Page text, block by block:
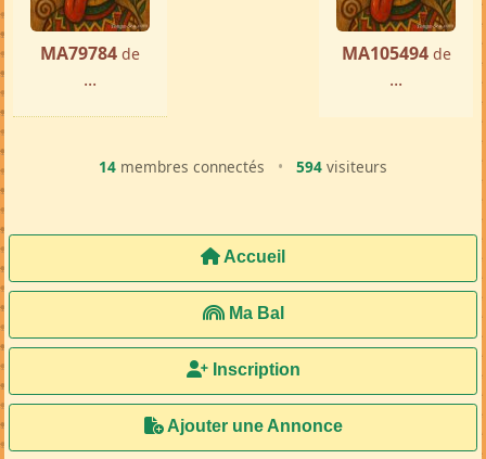
MA79784 de
...
MA105494 de
...
14 membres connectés • 594 visiteurs
Accueil
Ma Bal
Inscription
Ajouter une Annonce